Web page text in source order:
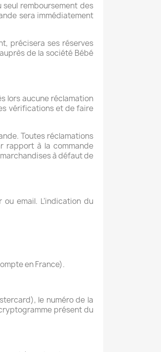
remboursement des
sera immédiatement
précisera ses réserves
de la société Bébé
lors aucune réclamation
vérifications et de faire
Toutes réclamations
rapport à la commande
à défaut de
email. L’indication du
en France).
le numéro de la
présent du